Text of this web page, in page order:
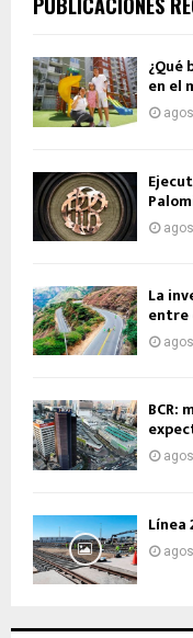
PUBLICACIONES
¿Qué
en el
La
entre
BCR:
Línea